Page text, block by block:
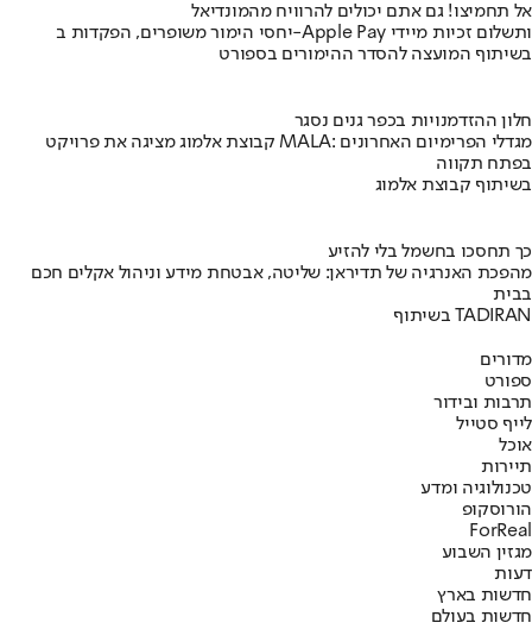
אל תחמיצו! גם אתם יכולים להרוויח מהמונדיאל
יחסי הימור משופרים, הפקדות ב-Apple Pay ותשלום זכיות מיידי
בשיתוף המועצה להסדר ההימורים בספורט
חלון ההזדמנויות בכפר גנים נסגר
קבוצת אלמוג מציגה את פרויקט MALA: מגדלי הפרימיום האחרונים
בפתח תקווה
בשיתוף קבוצת אלמוג
כך תחסכו בחשמל בלי להזיע
מהפכת האנרגיה של תדיראן: שליטה, אבטחת מידע וניהול אקלים חכם
בבית
בשיתוף TADIRAN
מדורים
ספורט
תרבות ובידור
לייף סטייל
אוכל
תיירות
טכנולוגיה ומדע
הורוסקופ
ForReal
מגזין השבוע
דעות
חדשות בארץ
חדשות בעולם